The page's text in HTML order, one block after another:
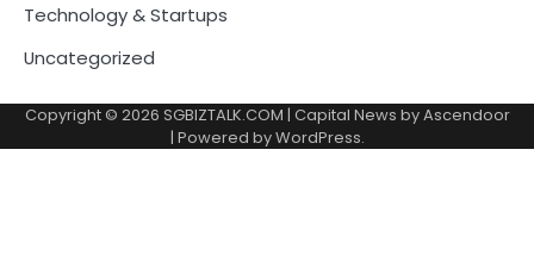
Technology & Startups
Uncategorized
Copyright © 2026 SGBIZTALK.COM | Capital News byAscendoor
| Powered byWordPress.